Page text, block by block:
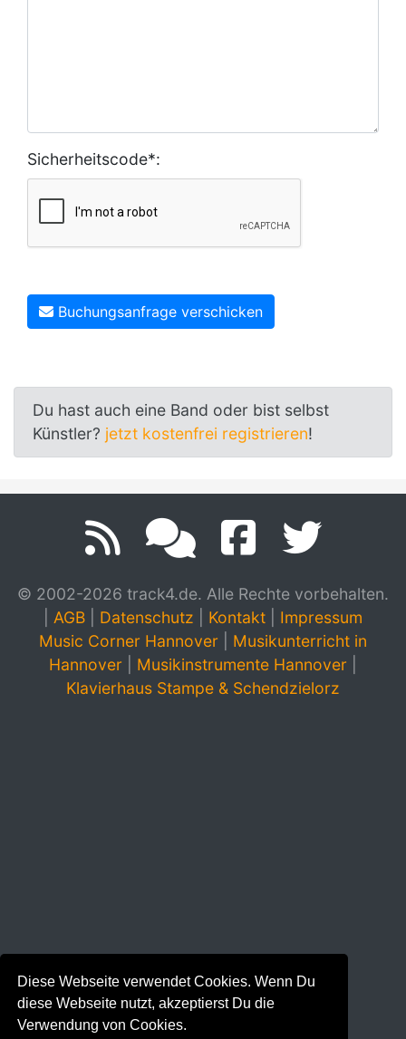
Diese Webseite verwendet Cookies. Wenn Du
diese Webseite nutzt, akzeptierst Du die
Verwendung von Cookies.
Sicherheitscode*:
Buchungsanfrage verschicken
Du hast auch eine Band oder bist selbst
Künstler? jetzt kostenfrei registrieren!
© 2002-2026 track4.de. Alle Rechte vorbehalten.
AGB Datenschutz Kontakt
Impressum
Music Corner Hannover
Musikunterricht in
Hannover
Musikinstrumente Hannover
Klavierhaus Stampe & Schendzielorz